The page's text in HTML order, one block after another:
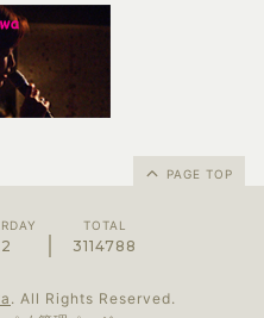
PAGE TOP
TOTAL
3114788
. All Rights Reserved.